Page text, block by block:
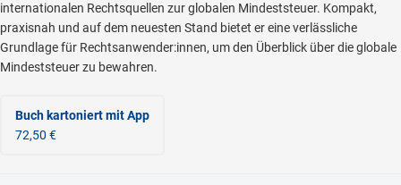
internationalen Rechtsquellen zur globalen Mindeststeuer. Kompakt,
praxisnah und auf dem neuesten Stand bietet er eine verlässliche
Grundlage für Rechtsanwender:innen, um den Überblick über die globale
Mindeststeuer zu bewahren.
Buch kartoniertmit App
72,50 €